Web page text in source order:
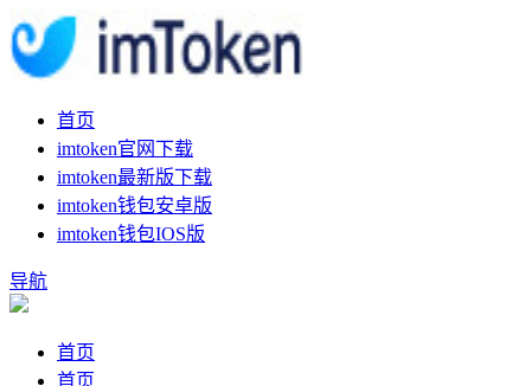
首页
imtoken官网下载
imtoken最新版下载
imtoken钱包安卓版
imtoken钱包IOS版
导航
首页
首页